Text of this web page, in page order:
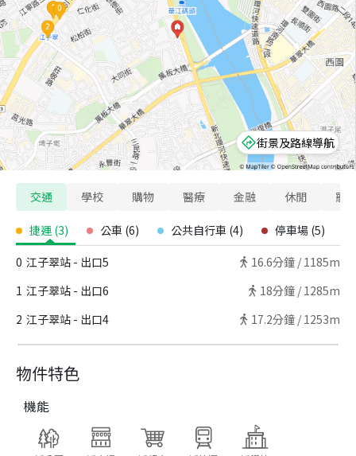
物件特色
機能
街景及路線導航
交通 學校 購物 醫療 金融 休閒 寵
捷運 (3) 公車 (6) 公共自行車 (4) 停車場 (5)
0 江子翠站 - 出口5 16.6分鐘 / 1185m
1 江子翠站 - 出口6 18分鐘 / 1285m
2 江子翠站 - 出口4 17.2分鐘 / 1253m